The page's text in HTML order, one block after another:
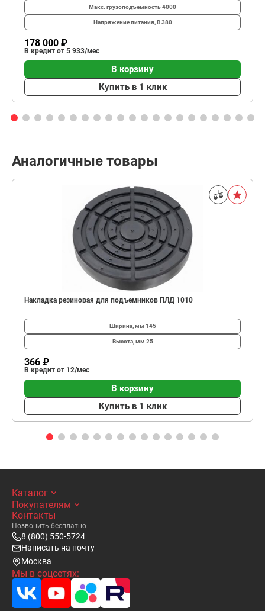
Макс. грузоподъемность4000
Напряжение питания, В380
178 000 ₽
В кредит от 5 933/мес
В корзину
Купить в 1 клик
Аналогичные товары
Накладка резиновая для подъемников ПЛД 1010
Ширина, мм 145
Высота, мм 25
366 ₽
В кредит от 12/мес
В корзину
Купить в 1 клик
Каталог
Покупателям
Контакты
Позвонить бесплатно
8 (800) 550-5724
Написать на почту
Москва
Мы в соцсетях: